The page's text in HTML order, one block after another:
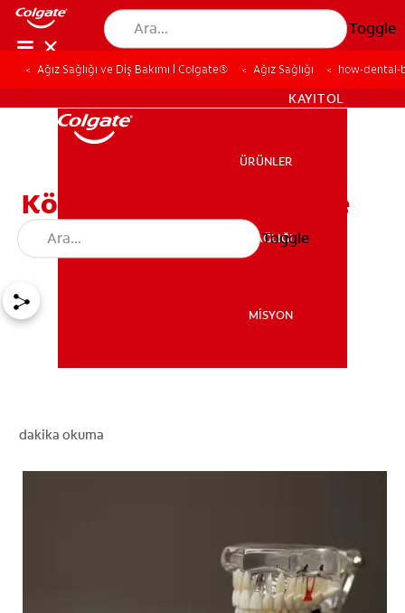
Toggle
MİSYON
KAYIT OL
ÜRÜNLER
AĞIZ SAĞLIĞI
MİSYON
Toggle
Ağız Sağlığı ve Diş Bakımı | Colgate® Ağız Sağlığı how-
Köprü Diş Nasıl Yapılır, Ne
Kadar Dayanır?
dakika okuma